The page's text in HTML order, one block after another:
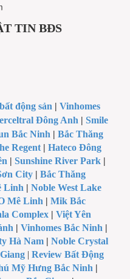
TIN BĐS
động sản |Vinhomes
Đông Anh |Smile
Bắc Ninh |Bắc Thăng
Regent |Hateco Đông
|Sunshine River Park |
City |Bắc Thăng
Linh |Noble West Lake
Mê Linh |Mik Bắc
Complex |Việt Yên
|Vinhomes Bắc Ninh |
Hà Nam | Noble Crystal
|Review Bất Động
Mỹ Hưng Bắc Ninh |